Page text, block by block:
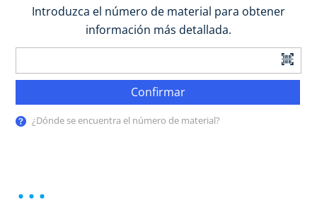
Introduzca el número de material para obtener
información más detallada.
Confirmar
¿Dónde se encuentra el número de material?